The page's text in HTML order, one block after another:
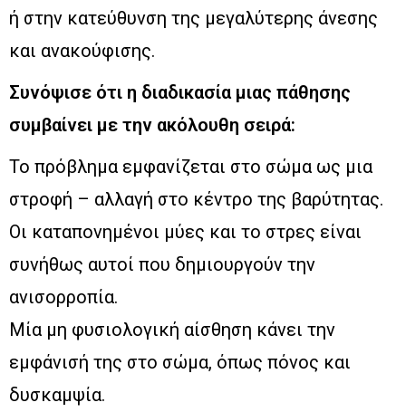
ή στην κατεύθυνση της μεγαλύτερης άνεσης
και ανακούφισης.
Συνόψισε ότι η διαδικασία μιας πάθησης
συμβαίνει με την ακόλουθη σειρά:
Το πρόβλημα εμφανίζεται στο σώμα ως μια
στροφή – αλλαγή στο κέντρο της βαρύτητας.
Οι καταπονημένοι μύες και το στρες είναι
συνήθως αυτοί που δημιουργούν την
ανισορροπία.
Μία μη φυσιολογική αίσθηση κάνει την
εμφάνισή της στο σώμα, όπως πόνος και
δυσκαμψία.